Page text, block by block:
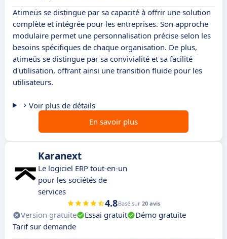
Atimeüs se distingue par sa capacité à offrir une solution
complète et intégrée pour les entreprises. Son approche
modulaire permet une personnalisation précise selon les
besoins spécifiques de chaque organisation. De plus,
atimeüs se distingue par sa convivialité et sa facilité
d'utilisation, offrant ainsi une transition fluide pour les
utilisateurs.
Voir plus de détails
En savoir plus
Karanext
Le logiciel ERP tout-en-un
pour les sociétés de
services
4.8Basé sur 20 avis
Version gratuite Essai gratuit
Démo gratuite
Tarif sur demande